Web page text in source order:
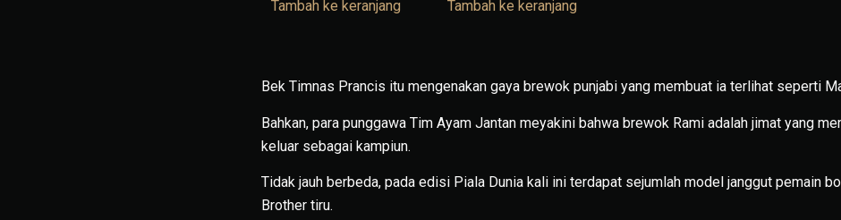
Tambah ke keranjang Tambah ke keranjang
Bek Timnas Prancis itu mengenakan gaya brewok punjabi yang membuat ia terlihat seperti
Bahkan, para punggawa Tim Ayam Jantan meyakini bahwa brewok Rami adalah jimat yang
keluar sebagai kampiun.
Tidak jauh berbeda, pada edisi Piala Dunia kali ini terdapat sejumlah model janggut pemain
Brother tiru.